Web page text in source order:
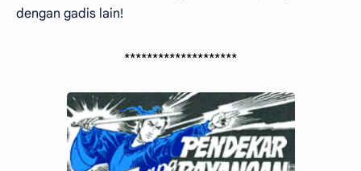
dengan gadis lain!
********************